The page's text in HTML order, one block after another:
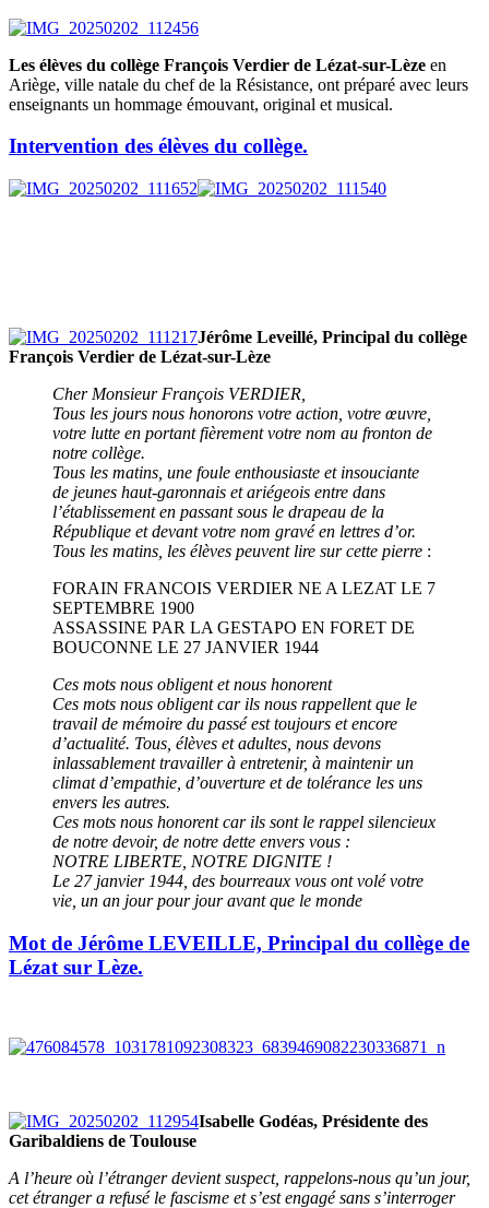
Les élèves du collège François Verdier de Lézat-sur-Lèze en
Ariège, ville natale du chef de la Résistance, ont préparé avec leurs
enseignants un hommage émouvant, original et musical.
Intervention des élèves du collège.
Jérôme Leveillé, Principal du collège
François Verdier de Lézat-sur-Lèze
Cher Monsieur François VERDIER,
Tous les jours nous honorons votre action, votre œuvre,
votre lutte en portant fièrement votre nom au fronton de
notre collège.
Tous les matins, une foule enthousiaste et insouciante
de jeunes haut-garonnais et ariégeois entre dans
l’établissement en passant sous le drapeau de la
République et devant votre nom gravé en lettres d’or.
Tous les matins, les élèves peuvent lire sur cette pierre :
FORAIN FRANCOIS VERDIER NE A LEZAT LE 7
SEPTEMBRE 1900
ASSASSINE PAR LA GESTAPO EN FORET DE
BOUCONNE LE 27 JANVIER 1944
Ces mots nous obligent et nous honorent
Ces mots nous obligent car ils nous rappellent que le
travail de mémoire du passé est toujours et encore
d’actualité. Tous, élèves et adultes, nous devons
inlassablement travailler à entretenir, à maintenir un
climat d’empathie, d’ouverture et de tolérance les uns
envers les autres.
Ces mots nous honorent car ils sont le rappel silencieux
de notre devoir, de notre dette envers vous :
NOTRE LIBERTE, NOTRE DIGNITE !
Le 27 janvier 1944, des bourreaux vous ont volé votre
vie, un an jour pour jour avant que le monde
Mot de Jérôme LEVEILLE, Principal du collège de
Lézat sur Lèze.
Isabelle Godéas, Présidente des
Garibaldiens de Toulouse
A l’heure où l’étranger devient suspect, rappelons-nous qu’un jour,
cet étranger a refusé le fascisme et s’est engagé sans s’interroger